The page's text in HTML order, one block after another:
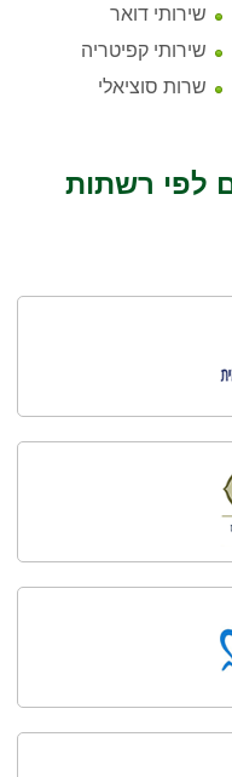
שירותי דואר
שירותי קפיטריה
שרות סוציאלי
לפי רשתות